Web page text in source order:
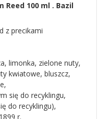
Reed 100 ml . Bazil
z precikami
limonka, zielone nuty,
kwiatowe, bluszcz,
się do recyklingu,
do recyklingu),
r.